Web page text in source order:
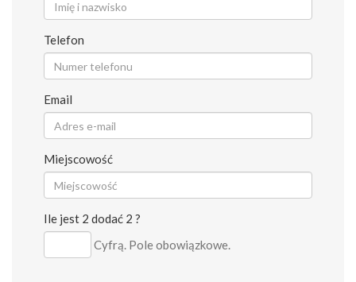
Telefon
Email
Miejscowość
Ile jest 2 dodać 2 ?
Cyfrą. Pole obowiązkowe.